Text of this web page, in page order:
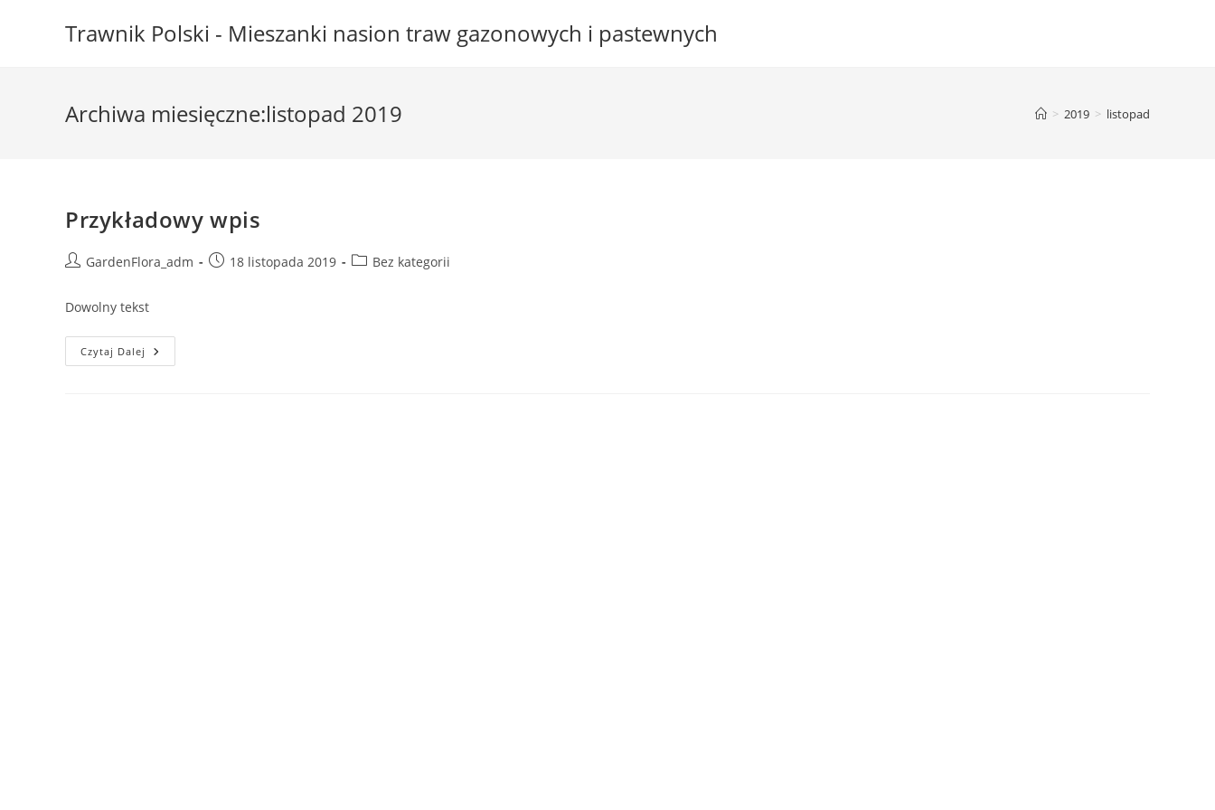
Trawnik Polski - Mieszanki nasion traw gazonowych i pastewnych
Archiwa miesięczne:listopad 2019 > 2019 > listopad
Przykładowy wpis
PostGardenFlora_adm
Post18 listopada 2019
PostBez kategorii
Dowolny tekst
Czytaj Dalej Przykładowy
Wpis